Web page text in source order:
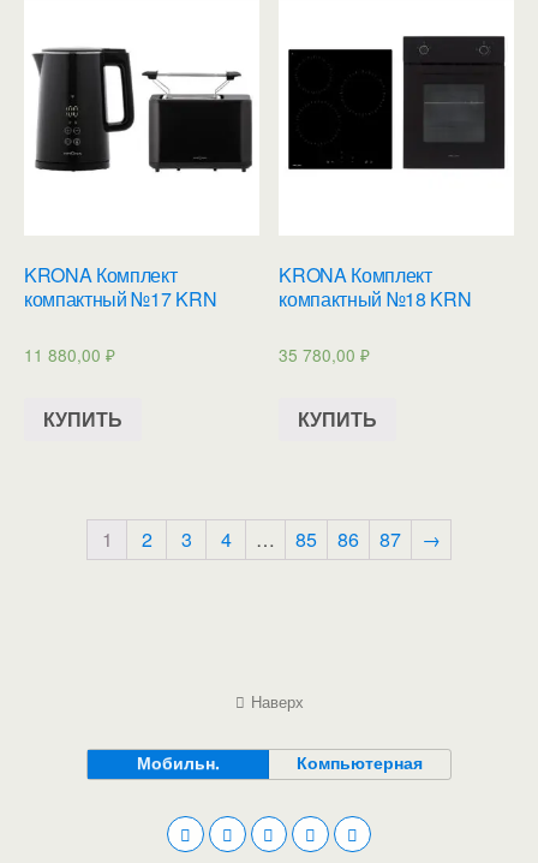
KRONA Комплект
компактный №17 KRN
11 880,00 ₽
КУПИТЬ
KRONA Комплект
компактный №18 KRN
35 780,00₽
КУПИТЬ
1 2 3 4 … 85 86 87 →
Наверх
Мобильн. Компьютерная